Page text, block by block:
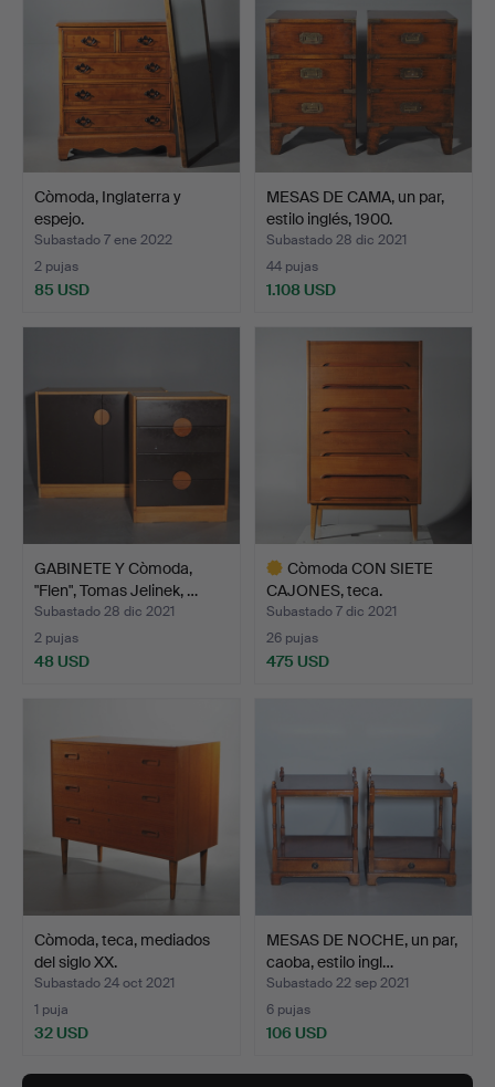
Còmoda, Inglaterra y
espejo.
Subastado 7 ene 2022
2 pujas
85 USD
MESAS DE CAMA, un par,
estilo inglés, 1900.
Subastado 28 dic 2021
44 pujas
1.108 USD
GABINETE Y Còmoda,
"Flen", Tomas Jelinek, …
Subastado 28 dic 2021
2 pujas
48 USD
Còmoda CON SIETE
CAJONES, teca.
Subastado 7 dic 2021
26 pujas
475 USD
Còmoda, teca, mediados
del siglo XX.
Subastado 24 oct 2021
1 puja
32 USD
MESAS DE NOCHE, un par,
caoba, estilo ingl…
Subastado 22 sep 2021
6 pujas
106 USD